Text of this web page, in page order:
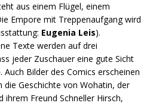
aus einem Flügel, einem
Empore mit Treppenaufgang wird
Eugenia Leis).
Texte werden auf drei
jeder Zuschauer eine gute Sicht
Auch Bilder des Comics erscheinen
die Geschichte von Wohatin, der
ihrem Freund Schneller Hirsch,